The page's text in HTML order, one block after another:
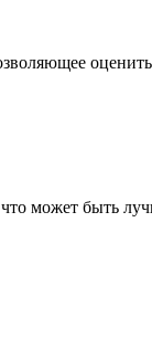
оценить
может быть